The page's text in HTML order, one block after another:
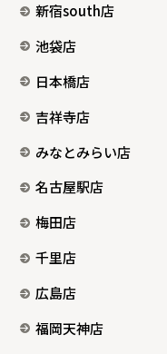
新宿south店
池袋店
日本橋店
吉祥寺店
みなとみらい店
名古屋駅店
梅田店
千里店
広島店
福岡天神店